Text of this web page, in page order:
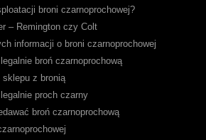
broni czarnoprochowej?
– Remington czy Colt
informacji o broni czarnoprochowej
broń czarnoprochową
z bronią
proch czarny
broń czarnoprochową